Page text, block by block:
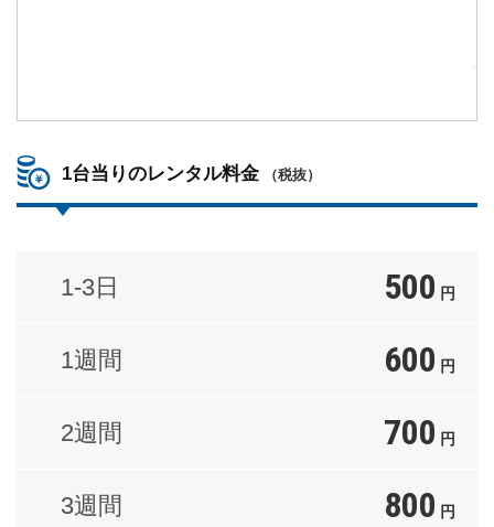
1台当りのレンタル料金 （税抜）
1-3日 500 円
1週間 600 円
2週間 700 円
3週間 800 円